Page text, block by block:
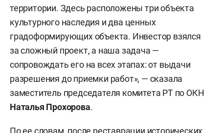
территории. Здесь расположены три объекта
культурного наследия и два ценных
градоформирующих объекта. Инвестор взялся
за сложный проект, а наша задача —
сопровождать его на всех этапах: от выдачи
разрешения до приемки работ», — сказала
заместитель председателя комитета РТ по ОКН
Наталья Прохорова.
По ее словам, после реставрации исторических